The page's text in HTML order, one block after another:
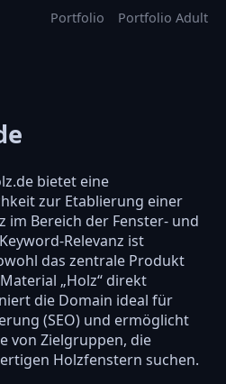
Portfolio Portfolio Adult
bietet eine
zur Etablierung einer
im Bereich der Fenster- und
Relevanz ist
das zentrale Produkt
„Holz“ direkt
die Domain ideal für
(SEO) und ermöglicht
von Zielgruppen, die
Holzfenstern suchen.